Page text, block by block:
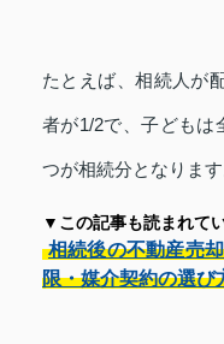
たとえば、相続人が
者が1/2で、子どもは
つが相続分となります
▼この記事も読まれて
相続後の不動産売
限・媒介契約の選び